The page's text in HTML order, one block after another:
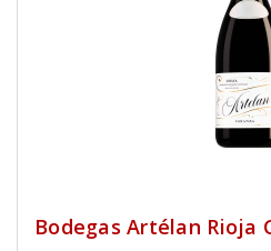
Bodegas Artélan Rioja